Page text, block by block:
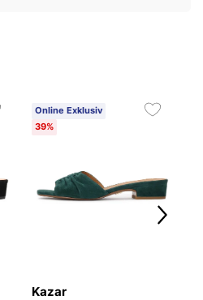
Online Exklusiv
39%
Kazar